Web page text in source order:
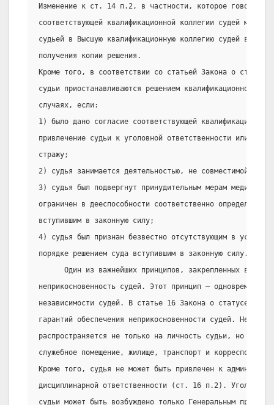
Изменение к ст. 14 п.2, в частности, которое говорит о
соответствующей квалификационной коллегии судей может
судьей в Высшую квалификационную коллегию судей в
получения копии решения.
Кроме того, в соответствии со статьей Закона о статусе
судьи приостанавливаются решением квалификационной
случаях, если:
1) было дано согласие соответствующей
привлечение судьи к уголовной ответственности или на
стражу;
2) судья занимается деятельностью, не совместимой с
3) судья был подвергнут принудительным мерам
ограничен в дееспособности соответственно
вступившим в законную силу;
4) судья был признан безвестно отсутствующим в
порядке решением суда вступившим в законную силу.
Один из важнейших принципов, закрепленных в
неприкосновенность судей. Этот принцип — одновременно
независимости судей. В статье 16 Закона о статусе
гарантий обеспечения неприкосновенности судей.
распространяется не только на личность судьи, но
служебное помещение, жилище, транспорт и
Кроме того, судья не может быть привлечен к
дисциплинарной ответственности (ст. 16 п.2). Уголовное
судьи может быть возбуждено только Генеральным